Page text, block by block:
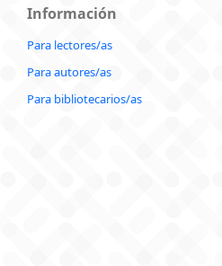
Información
Para lectores/as
Para autores/as
Para bibliotecarios/as